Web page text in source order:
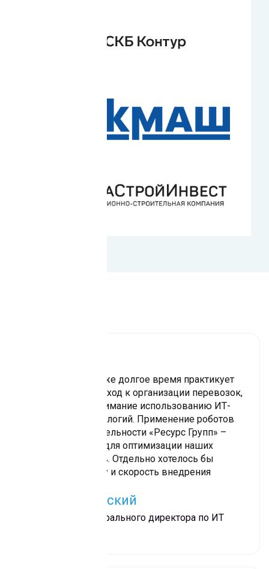
Наша компания уже долгое время практикует
современный подход к организации перевозок,
уделяя особое внимание использованию ИТ-
продуктов и технологий. Применение роботов
Sherpa RPA в деятельности «Ресурс Групп» –
дальнейший шаг для оптимизации наших
бизнес-процессов. Отдельно хотелось бы
отметить простоту и скорость внедрения
Игорь Быковский
Заместитель генерального директора по ИТ